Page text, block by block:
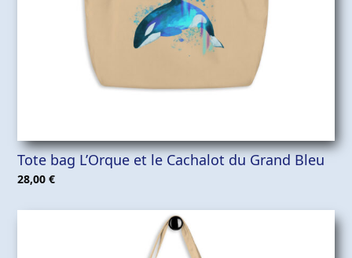
Tote bag L’Orque et le Cachalot du Grand Bleu
28,00€